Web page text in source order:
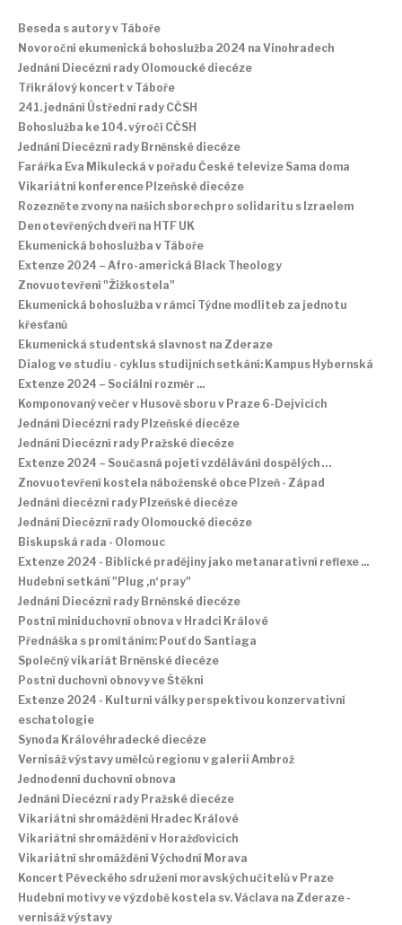
Beseda s autory v Táboře
Novoroční ekumenická bohoslužba 2024 na Vinohradech
Jednání Diecézní rady Olomoucké diecéze
Tříkrálový koncert v Táboře
241. jednání Ústřední rady CČSH
Bohoslužba ke 104. výročí CČSH
Jednání Diecézní rady Brněnské diecéze
Farářka Eva Mikulecká v pořadu České televize Sama doma
Vikariátní konference Plzeňské diecéze
Rozezněte zvony na našich sborech pro solidaritu s Izraelem
Den otevřených dveří na HTF UK
Ekumenická bohoslužba v Táboře
Extenze 2024 – Afro-americká Black Theology
Znovuotevření "Žižkostela"
Ekumenická bohoslužba v rámci Týdne modliteb za jednotu
křesťanů
Ekumenická studentská slavnost na Zderaze
Dialog ve studiu - cyklus studijních setkání: Kampus Hybernská
Extenze 2024 – Sociální rozměr ...
Komponovaný večer v Husově sboru v Praze 6-Dejvicích
Jednání Diecézní rady Plzeňské diecéze
Jednání Diecézní rady Pražské diecéze
Extenze 2024 – Současná pojetí vzdělávání dospělých …
Znovuotevření kostela náboženské obce Plzeň - Západ
Jednání diecézní rady Plzeňské diecéze
Jednání Diecézní rady Olomoucké diecéze
Biskupská rada - Olomouc
Extenze 2024 - Biblické pradějiny jako metanarativní reflexe ...
Hudební setkání "Plug ‚n‘ pray"
Jednání Diecézní rady Brněnské diecéze
Postní miniduchovní obnova v Hradci Králové
Přednáška s promítáním: Pouť do Santiaga
Společný vikariát Brněnské diecéze
Postní duchovní obnovy ve Štěkni
Extenze 2024 - Kulturní války perspektivou konzervativní
eschatologie
Synoda Královéhradecké diecéze
Vernisáž výstavy umělců regionu v galerii Ambrož
Jednodenní duchovní obnova
Jednání Diecézní rady Pražské diecéze
Vikariátní shromáždění Hradec Králové
Vikariátní shromáždění v Horažďovicích
Vikariátní shromáždění Východní Morava
Koncert Pěveckého sdružení moravských učitelů v Praze
Hudební motivy ve výzdobě kostela sv. Václava na Zderaze -
vernisáž výstavy